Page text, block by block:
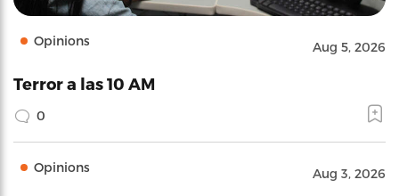
Opinions Aug 5, 2026
Terror a las 10 AM
0
Opinions Aug 3, 2026